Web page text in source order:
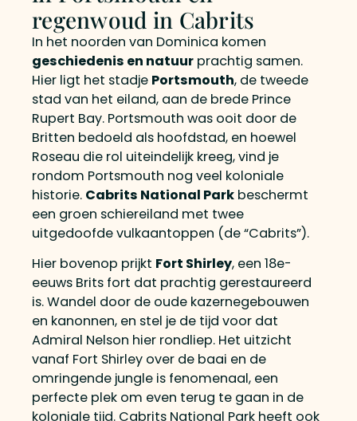
regenwoud in Cabrits
In het noorden van Dominica komen
geschiedenis en natuur prachtig samen.
Hier ligt het stadje Portsmouth, de tweede
stad van het eiland, aan de brede Prince
Rupert Bay. Portsmouth was ooit door de
Britten bedoeld als hoofdstad, en hoewel
Roseau die rol uiteindelijk kreeg, vind je
rondom Portsmouth nog veel koloniale
historie. Cabrits National Park beschermt
een groen schiereiland met twee
uitgedoofde vulkaantoppen (de “Cabrits”).
Hier bovenop prijkt Fort Shirley, een 18e-
eeuws Brits fort dat prachtig gerestaureerd
is. Wandel door de oude kazernegebouwen
en kanonnen, en stel je de tijd voor dat
Admiral Nelson hier rondliep. Het uitzicht
vanaf Fort Shirley over de baai en de
omringende jungle is fenomenaal, een
perfecte plek om even terug te gaan in de
koloniale tijd. Cabrits National Park heeft ook